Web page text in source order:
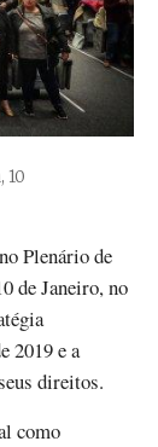
10
Plenário de
de Janeiro, no
2019 e a
direitos.
como